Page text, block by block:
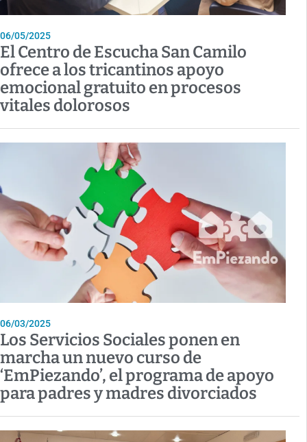
06/05/2025
El Centro de Escucha San Camilo
ofrece a los tricantinos apoyo
emocional gratuito en procesos
vitales dolorosos
06/03/2025
Los Servicios Sociales ponen en
marcha un nuevo curso de
‘EmPiezando’, el programa de apoyo
para padres y madres divorciados